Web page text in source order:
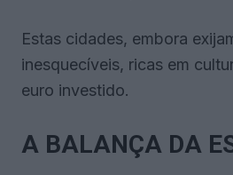
Estas cidades, embora
inesquecíveis, ricas em
euro investido.
A BALANÇA DA